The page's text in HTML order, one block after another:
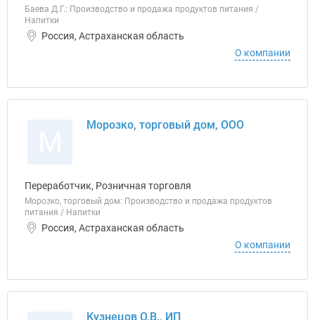
Баева Д.Г.: Производство и продажа продуктов питания /
Напитки
Россия, Астраханская область
О компании
Морозко, торговый дом, ООО
Переработчик, Розничная торговля
Морозко, торговый дом: Производство и продажа продуктов
питания / Напитки
Россия, Астраханская область
О компании
Кузнецов О.В., ИП